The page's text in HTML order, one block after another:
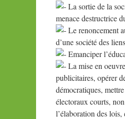
La sortie de la
menace destructrice
Le renoncement
d’une société des
Emanciper
La mise en
publicitaires, opérer
démocratiques,
électoraux courts,
l’élaboration des